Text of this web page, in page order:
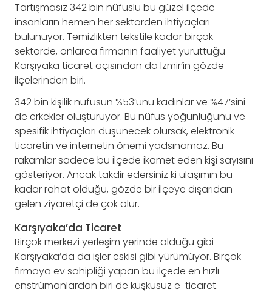
Tartışmasız 342 bin nüfuslu bu güzel ilçede
insanların hemen her sektörden ihtiyaçları
bulunuyor. Temizlikten tekstile kadar birçok
sektörde, onlarca firmanın faaliyet yürüttüğü
Karşıyaka ticaret açısından da İzmir’in gözde
ilçelerinden biri.
342 bin kişilik nüfusun %53’ünü kadınlar ve %47’sini
de erkekler oluşturuyor. Bu nüfus yoğunluğunu ve
spesifik ihtiyaçları düşünecek olursak, elektronik
ticaretin ve internetin önemi yadsınamaz. Bu
rakamlar sadece bu ilçede ikamet eden kişi sayısını
gösteriyor. Ancak takdir edersiniz ki ulaşımın bu
kadar rahat olduğu, gözde bir ilçeye dışarıdan
gelen ziyaretçi de çok olur.
Karşıyaka’da Ticaret
Birçok merkezi yerleşim yerinde olduğu gibi
Karşıyaka’da da işler eskisi gibi yürümüyor. Birçok
firmaya ev sahipliği yapan bu ilçede en hızlı
enstrümanlardan biri de kuşkusuz e-ticaret.